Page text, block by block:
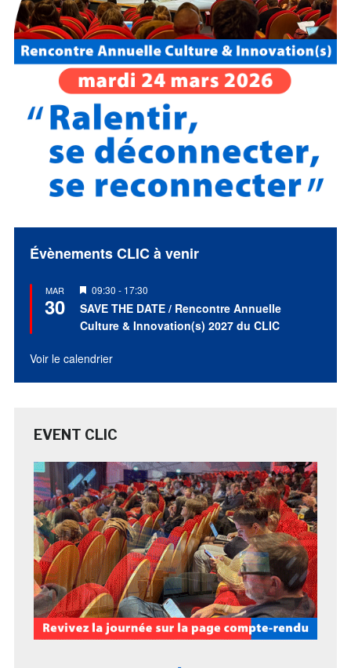
Évènements CLIC à venir
MAR
30
Mis
en
avant
09:30 - 17:30
SAVE THE DATE / Rencontre Annuelle
Culture & Innovation(s) 2027 du CLIC
Voir le calendrier
EVENT CLIC